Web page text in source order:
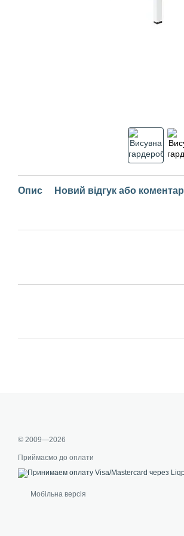
Опис Новий відгук або коментар
© 2009—2026
Приймаємо до оплати
Мобільна версія